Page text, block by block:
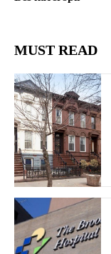
MUST READ